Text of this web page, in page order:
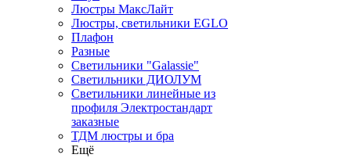
Люстры МаксЛайт
Люстры, светильники EGLO
Плафон
Разные
Светильники "Galassie"
Светильники ДИОЛУМ
Светильники линейные из
профиля Электростандарт
заказные
ТДМ люстры и бра
Ещё